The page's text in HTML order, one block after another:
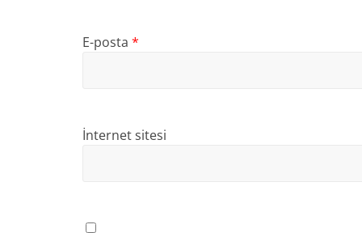
E-posta *
İnternet sitesi